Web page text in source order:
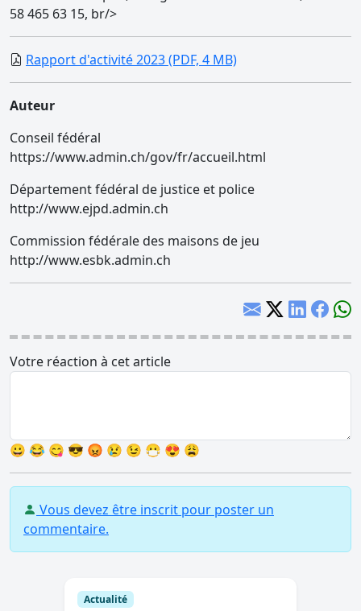
58 465 63 15, br/>
Rapport d'activité 2023 (PDF, 4 MB)
Auteur
Conseil fédéral
https://www.admin.ch/gov/fr/accueil.html
Département fédéral de justice et police
http://www.ejpd.admin.ch
Commission fédérale des maisons de jeu
http://www.esbk.admin.ch
Votre réaction à cet article
😀 😂 😋 😎 😡 😢 😉 😷 😍 😩
Vous devez être inscrit pour poster un
commentaire.
Actualité